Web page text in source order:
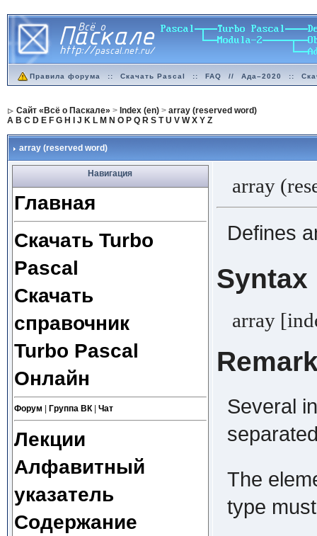
Правила форума :: Скачать Pascal :: FAQ // Ада–2020 ::
Сайт «Всё о Паскале» > Index (en)> array (reserved word)
A B C D E F G H J K L M N O P Q R S T U V W X Y Z
array (reserved word)
Навигация
Главная
Скачать Turbo
Pascal
Скачать
справочник
Turbo Pascal
Онлайн
Форум Группа ВК| Чат
Лекции
Алфавитный
указатель
Содержание
array
Defines
Syntax
array
Several
The
type